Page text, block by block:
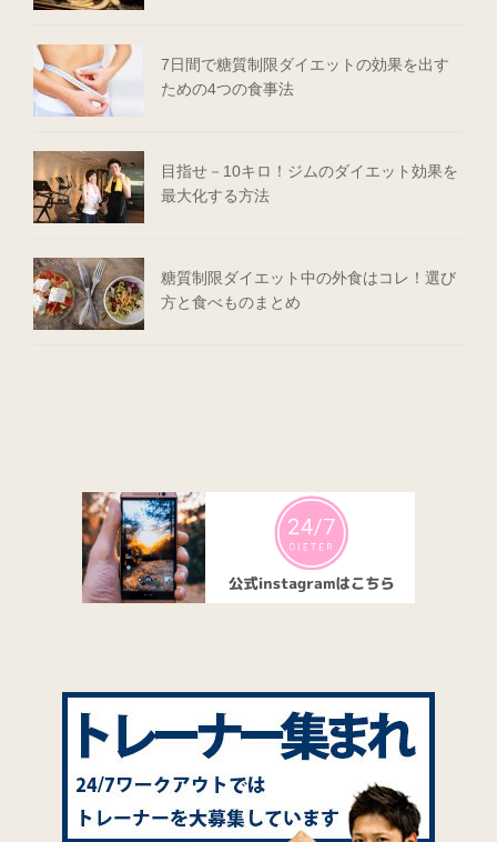
7日間で糖質制限ダイエットの効果を出す
ための4つの食事法
目指せ－10キロ！ジムのダイエット効果を
最大化する方法
糖質制限ダイエット中の外食はコレ！選び
方と食べものまとめ